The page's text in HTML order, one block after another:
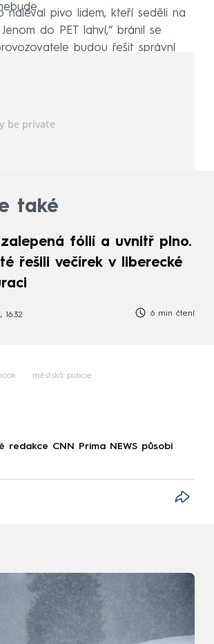
naléval pivo lidem, kteří seděli na
do PET lahví,“ bránil se
budou řešit správní
také
fólií a uvnitř plno.
řešili večírek v liberecké
16:32 6 min čtení
městská policie
redakce CNN Prima NEWS působí